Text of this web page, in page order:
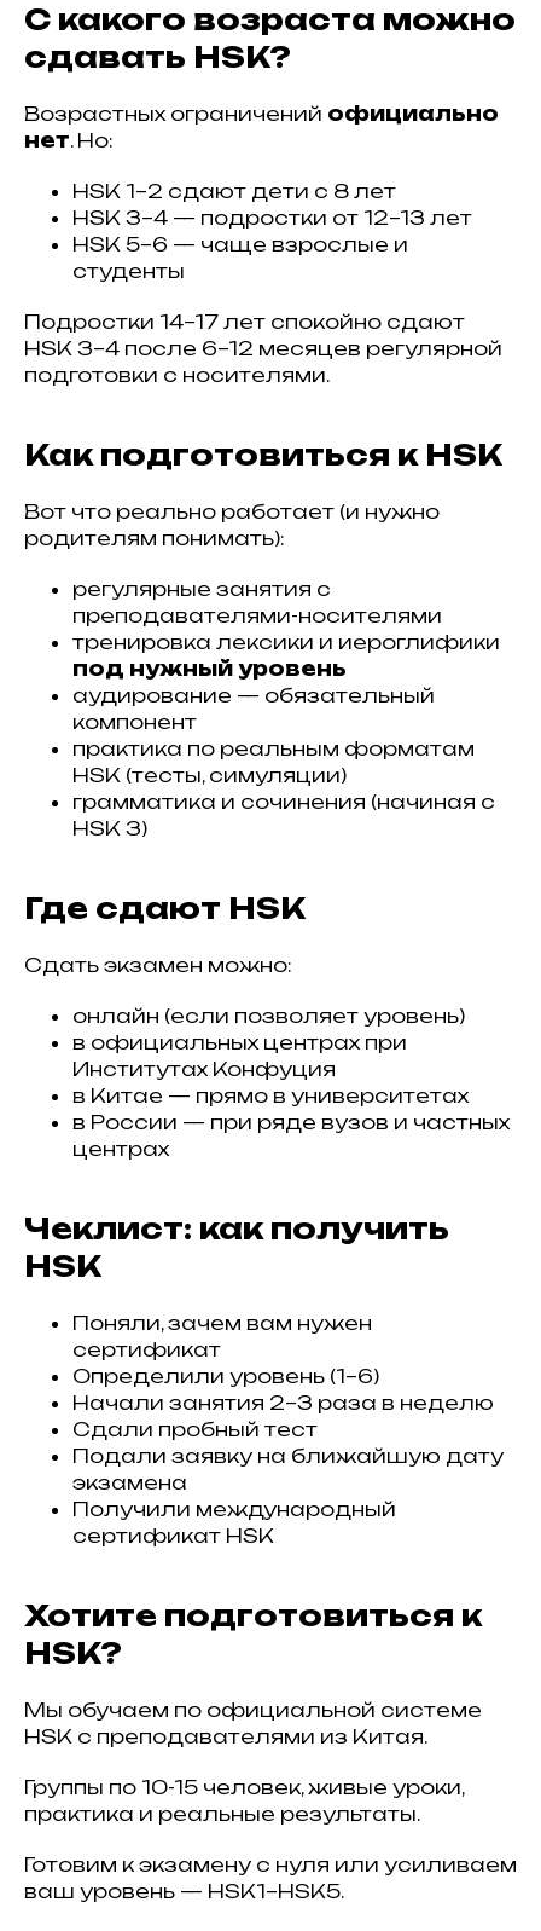
С какого возраста можно
сдавать HSK?
Возрастных ограничений официально
нет. Но:
HSK 1–2 сдают дети с 8 лет
HSK 3–4 — подростки от 12–13 лет
HSK 5–6 — чаще взрослые и
студенты
Подростки 14–17 лет спокойно сдают
HSK 3–4 после 6–12 месяцев регулярной
подготовки с носителями.
Как подготовиться к HSK
Вот что реально работает (и нужно
родителям понимать):
регулярные занятия с
преподавателями-носителями
тренировка лексики и иероглифики
под нужный уровень
аудирование — обязательный
компонент
практика по реальным форматам
HSK (тесты, симуляции)
грамматика и сочинения (начиная с
HSK 3)
Где сдают HSK
Сдать экзамен можно:
онлайн (если позволяет уровень)
в официальных центрах при
Институтах Конфуция
в Китае — прямо в университетах
в России — при ряде вузов и частных
центрах
Чеклист: как получить
HSK
Поняли, зачем вам нужен
сертификат
Определили уровень (1–6)
Начали занятия 2–3 раза в неделю
Сдали пробный тест
Подали заявку на ближайшую дату
экзамена
Получили международный
сертификат HSK
Хотите подготовиться к
HSK?
Мы обучаем по официальной системе
HSK с преподавателями из Китая.
Группы по 10-15 человек, живые уроки,
практика и реальные результаты.
Готовим к экзамену с нуля или усиливаем
ваш уровень — HSK1–HSK5.